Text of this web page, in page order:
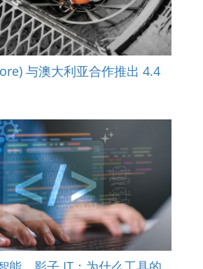
与澳大利亚合作推出 4.4